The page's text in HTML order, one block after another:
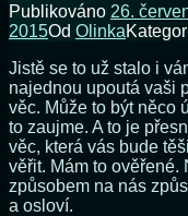
Publikováno 26.
2015Od Olinka
Jistě se to už stalo i
najednou upoutá vaši
věc. Může to být něco
to zaujme. A to je
věc, která vás bude
věřit. Mám to ověřené.
způsobem na nás
a osloví.